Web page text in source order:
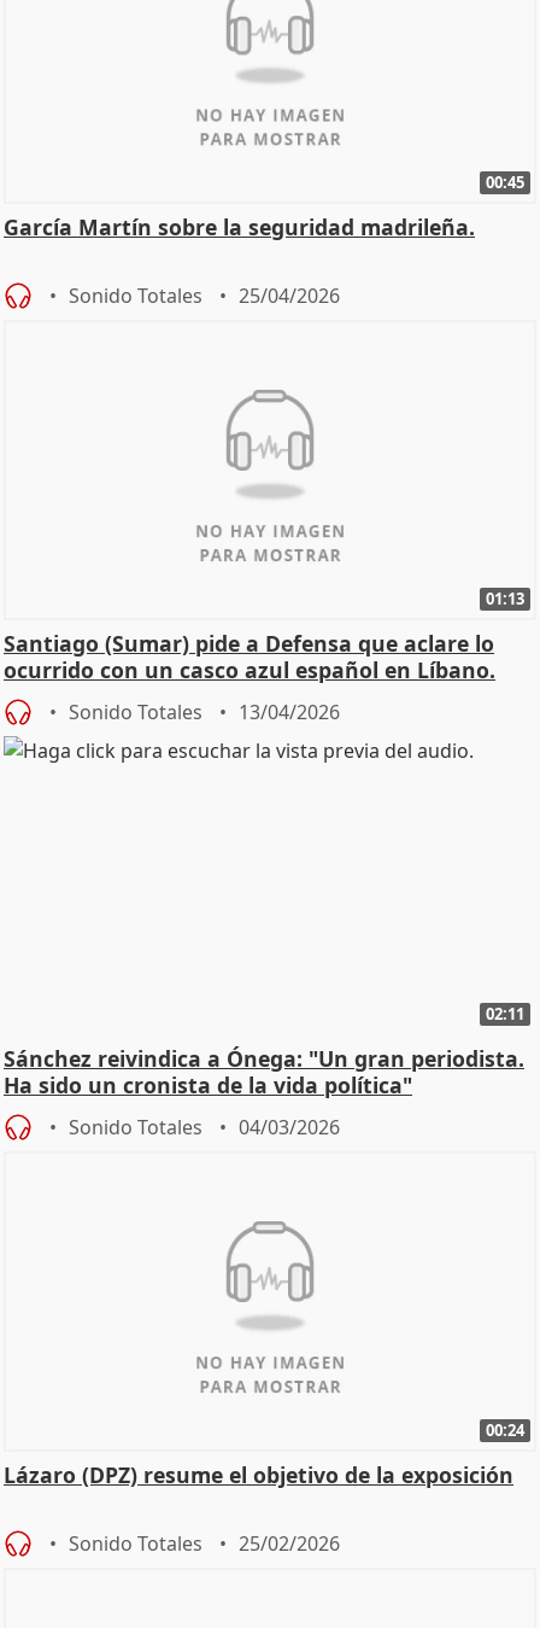
00:45
García Martín sobre la seguridad madrileña.
Sonido Totales 25/04/2026
01:13
Santiago (Sumar) pide a Defensa que aclare lo
ocurrido con un casco azul español en Líbano.
Sonido Totales 13/04/2026
02:11
Sánchez reivindica a Ónega: "Un gran periodista.
Ha sido un cronista de la vida política"
Sonido Totales 04/03/2026
00:24
Lázaro (DPZ) resume el objetivo de la exposición
Sonido Totales 25/02/2026